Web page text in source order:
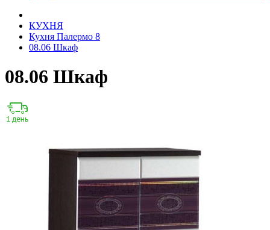
КУХНЯ
Кухня Палермо 8
08.06 Шкаф
08.06 Шкаф